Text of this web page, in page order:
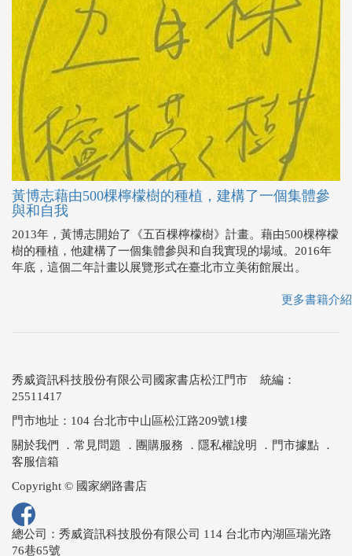
黃博志藉由500棵檸檬樹的種植，建構了一個集體參
與和自我
2013年，黃博志開始了《五百棵檸檬樹》計畫。藉由500棵檸檬
樹的種植，他建構了一個集體參與和自我實現的場域。2016年
年底，這個二年計畫以展覽形式在臺北市立美術館展出。
更多書籍介紹
秀威資訊科技股份有限公司國家書店松江門市 統編：
25511417
門市地址：104 台北市中山區松江路209號1樓
關於我們
． 常見問題 ． 團購服務 ． 隱私權說明 ． 門市據點 ．
客服信箱
Copyright © 國家網路書店
總公司：秀威資訊科技股份有限公司 114 台北市內湖區瑞光路
76巷65號